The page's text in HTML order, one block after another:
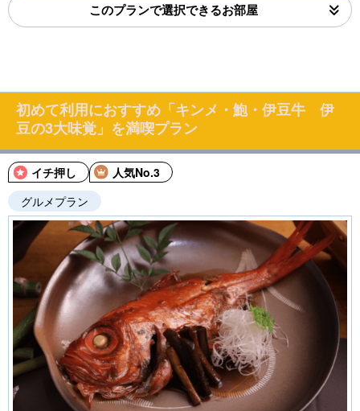
このプランで選択できるお部屋
初めて利用におすすめ「キンメ・鮑・伊豆牛 伊
豆の3大味覚」を満喫プラン
イチ押し
人気No.3
グルメプラン